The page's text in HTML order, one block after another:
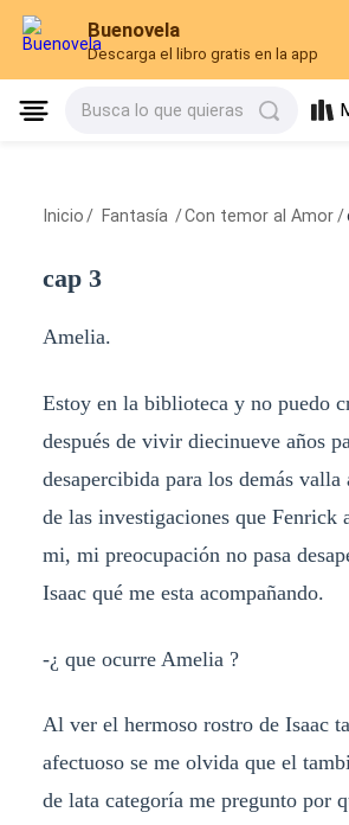
Buenovela
Descarga el libro gratis en la app
Busca lo que quieras
Inicio / Fantasía /Con temor al Amor /
cap 3
Amelia.
Estoy en la biblioteca y no puedo
después de vivir diecinueve años
desapercibida para los demás valla
de las investigaciones que Fenrick
mi, mi preocupación no pasa
Isaac qué me esta acompañando.
-¿ que ocurre Amelia ?
Al ver el hermoso rostro de Isaac
afectuoso se me olvida que el
de lata categoría me pregunto por